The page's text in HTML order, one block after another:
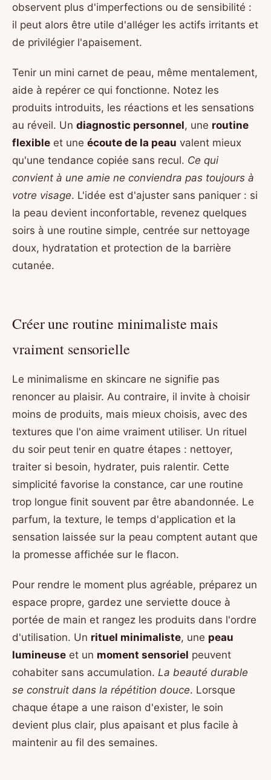
observent plus d'imperfections ou de sensibilité :
il peut alors être utile d'alléger les actifs irritants et
de privilégier l'apaisement.
Tenir un mini carnet de peau, même mentalement,
aide à repérer ce qui fonctionne. Notez les
produits introduits, les réactions et les sensations
au réveil. Un diagnostic personnel, une routine
flexible et une écoute de la peau valent mieux
qu'une tendance copiée sans recul. Ce qui
convient à une amie ne conviendra pas toujours à
votre visage. L'idée est d'ajuster sans paniquer : si
la peau devient inconfortable, revenez quelques
soirs à une routine simple, centrée sur nettoyage
doux, hydratation et protection de la barrière
cutanée.
Créer une routine minimaliste mais
vraiment sensorielle
Le minimalisme en skincare ne signifie pas
renoncer au plaisir. Au contraire, il invite à choisir
moins de produits, mais mieux choisis, avec des
textures que l'on aime vraiment utiliser. Un rituel
du soir peut tenir en quatre étapes : nettoyer,
traiter si besoin, hydrater, puis ralentir. Cette
simplicité favorise la constance, car une routine
trop longue finit souvent par être abandonnée. Le
parfum, la texture, le temps d'application et la
sensation laissée sur la peau comptent autant que
la promesse affichée sur le flacon.
Pour rendre le moment plus agréable, préparez un
espace propre, gardez une serviette douce à
portée de main et rangez les produits dans l'ordre
d'utilisation. Un rituel minimaliste, une peau
lumineuse et un moment sensoriel peuvent
cohabiter sans accumulation. La beauté durable
se construit dans la répétition douce. Lorsque
chaque étape a une raison d'exister, le soin
devient plus clair, plus apaisant et plus facile à
maintenir au fil des semaines.